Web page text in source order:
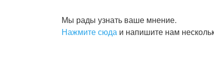
Мы рады узнать ваше мнение.
Нажмите сюда и напишите нам